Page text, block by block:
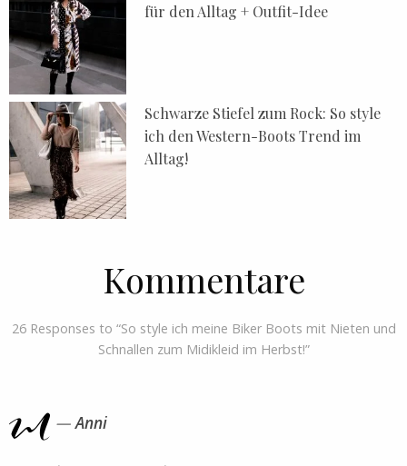
für den Alltag + Outfit-Idee
Schwarze Stiefel zum Rock: So style
ich den Western-Boots Trend im
Alltag!
Kommentare
26 Responses to “So style ich meine Biker Boots mit Nieten und
Schnallen zum Midikleid im Herbst!”
Anni